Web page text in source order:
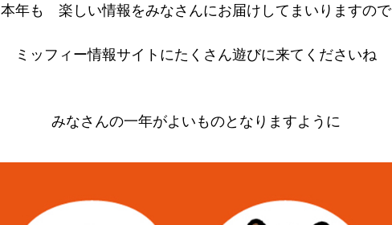
本年も 楽しい情報をみなさんにお届けしてまいりますので
ミッフィー情報サイトにたくさん遊びに来てくださいね
みなさんの一年がよいものとなりますように